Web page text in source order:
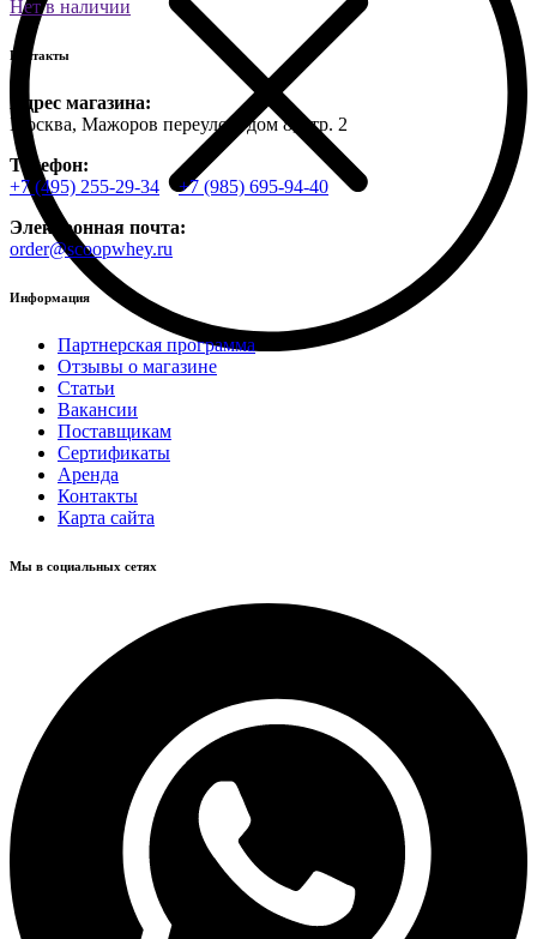
Нет в наличии
Контакты
Адрес магазина:
Москва, Мажоров переулок, дом 8, стр. 2
Телефон:
+7 (495) 255-29-34
+7 (985) 695-94-40
Электронная почта:
order@scoopwhey.ru
Информация
Партнерская программа
Отзывы о магазине
Статьи
Вакансии
Поставщикам
Сертификаты
Аренда
Контакты
Карта сайта
Мы в социальных сетях